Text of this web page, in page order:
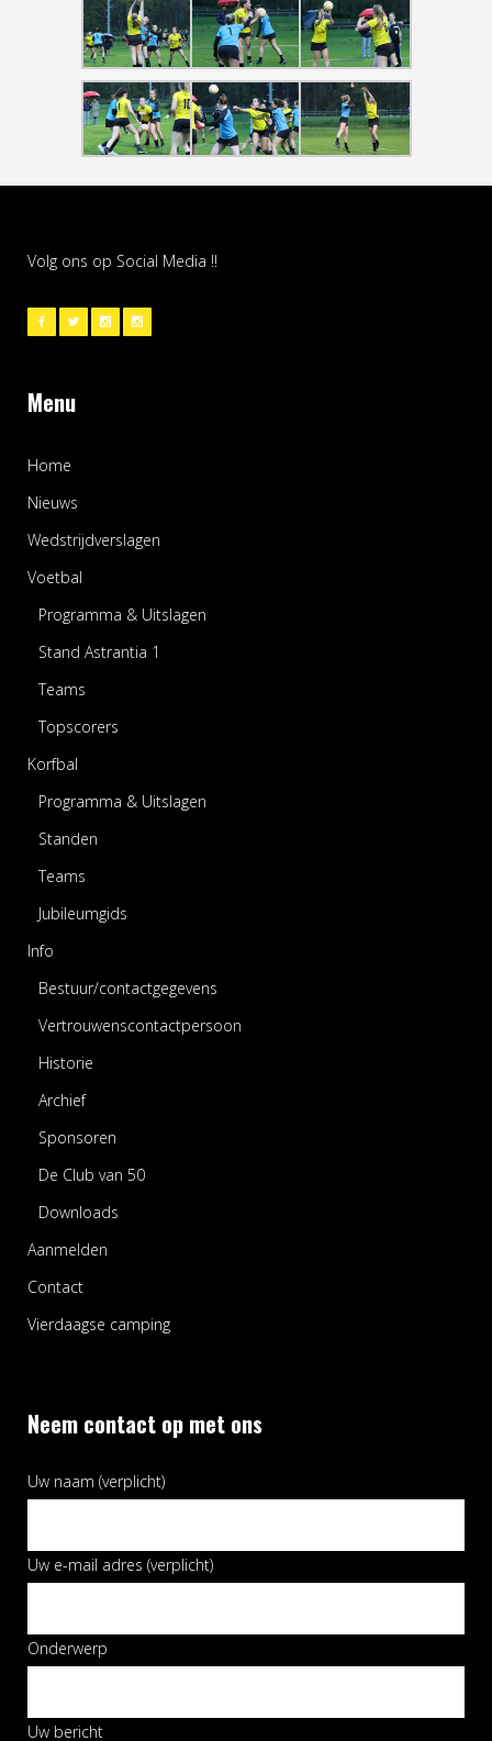
Volg ons op Social Media !!
Menu
Home
Nieuws
Wedstrijdverslagen
Voetbal
Programma & Uitslagen
Stand Astrantia 1
Teams
Topscorers
Korfbal
Programma & Uitslagen
Standen
Teams
Jubileumgids
Info
Bestuur/contactgegevens
Vertrouwenscontactpersoon
Historie
Archief
Sponsoren
De Club van 50
Downloads
Aanmelden
Contact
Vierdaagse camping
Neem contact op met ons
Uw naam (verplicht)
Uw e-mail adres (verplicht)
Onderwerp
Uw bericht